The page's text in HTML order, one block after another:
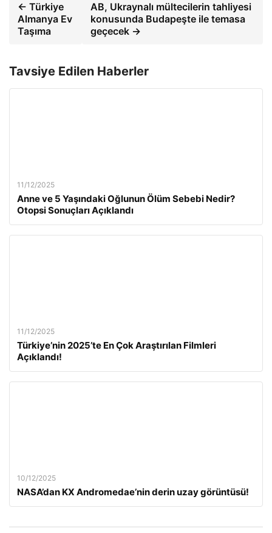
← Türkiye
Almanya Ev
Taşıma
AB, Ukraynalı mültecilerin tahliyesi
konusunda Budapeşte ile temasa
geçecek →
Tavsiye Edilen Haberler
11/12/2025
Anne ve 5 Yaşındaki Oğlunun Ölüm Sebebi Nedir?
Otopsi Sonuçları Açıklandı
11/12/2025
Türkiye’nin 2025’te En Çok Araştırılan Filmleri
Açıklandı!
10/12/2025
NASA’dan KX Andromedae’nin derin uzay görüntüsü!